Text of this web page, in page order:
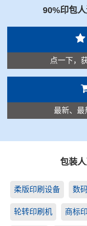
90%印包
点一下，
最新、最
包装
柔版印刷设备 数
轮转印刷机 商标